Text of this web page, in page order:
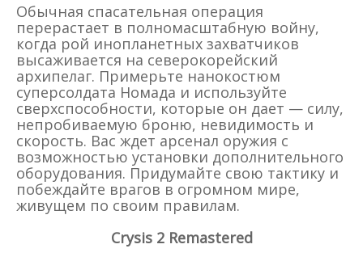
Обычная спасательная операция
перерастает в полномасштабную войну,
когда рой инопланетных захватчиков
высаживается на северокорейский
архипелаг. Примерьте нанокостюм
суперсолдата Номада и используйте
сверхспособности, которые он дает — силу,
непробиваемую броню, невидимость и
скорость. Вас ждет арсенал оружия с
возможностью установки дополнительного
оборудования. Придумайте свою тактику и
побеждайте врагов в огромном мире,
живущем по своим правилам.
Crysis 2 Remastered